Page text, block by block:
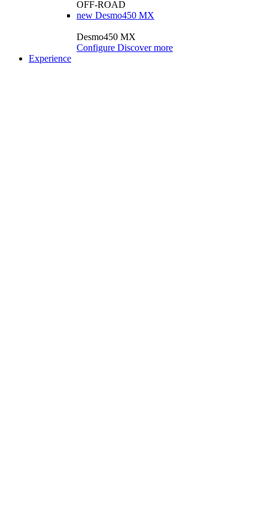
OFF-ROAD
new Desmo450 MX
Desmo450 MX
Configure Discover more
Experience